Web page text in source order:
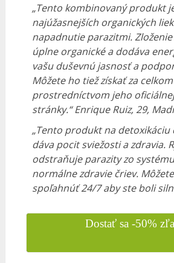
„Tento kombinovaný produkt
najúžasnejších organických
napadnutie parazitmi.
úplne organické a dodáva
vašu duševnú jasnosť a
Môžete ho tiež získať za
prostredníctvom jeho
stránky.“Enrique Ruiz, 29,
„Tento produkt na detoxikáciu
dáva pocit sviežosti a zdravia.
odstraňuje parazity zo
normálne zdravie čriev.
spoľahnúť 24/7 aby ste boli
Dostať sa -50%